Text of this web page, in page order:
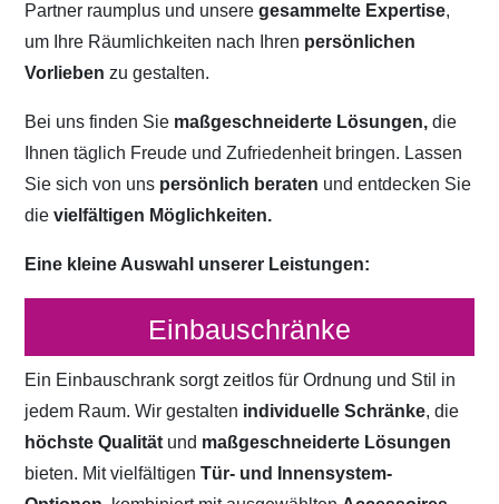
Partner raumplus und unseregesammelte Expertise,
um Ihre Räumlichkeiten nach Ihren persönlichen
Vorliebenzu gestalten.
Bei uns finden Sie maßgeschneiderte Lösungen, die
Ihnen täglich Freude und Zufriedenheit bringen. Lassen
Sie sich von uns persönlich beraten und entdecken Sie
dievielfältigen Möglichkeiten.
Eine kleine Auswahl unserer Leistungen:
Einbauschränke
Ein Einbauschrank sorgt zeitlos für Ordnung und Stil in
jedem Raum. Wir gestalten individuelle Schränke, die
höchste Qualität und maßgeschneiderte Lösungen
bieten. Mit vielfältigenTür- und Innensystem-